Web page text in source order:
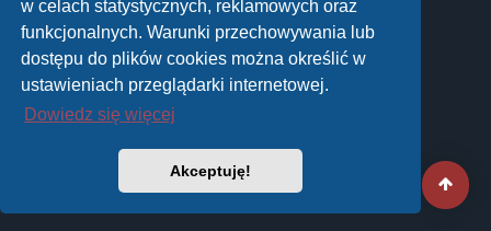
w celach statystycznych, reklamowych oraz
funkcjonalnych. Warunki przechowywania lub
dostępu do plików cookies można określić w
ustawieniach przeglądarki internetowej.
Dowiedz się więcej
Akceptuję!